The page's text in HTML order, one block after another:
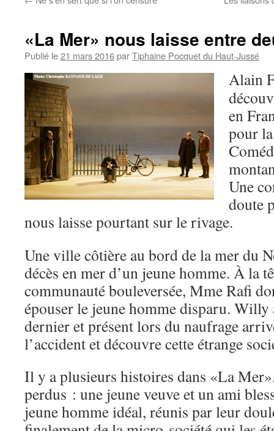
«La Mer» nous laisse entre
Publié le21 mars 2016parTiphaine Pocquet du Haut-Jussé
Alain
en
pour
Une
doute
nous laisse pourtant sur le rivage.
Une ville côtière au bord de la mer du
décès en mer d’un jeune homme. À la
communauté bouleversée, Mme Rafi
épouser le jeune homme disparu. Willy
dernier et présent lors du naufrage
l’accident et découvre cette étrange
Il y a plusieurs histoires dans «La
perdus : une jeune veuve et un ami
jeune homme idéal, réunis par leur